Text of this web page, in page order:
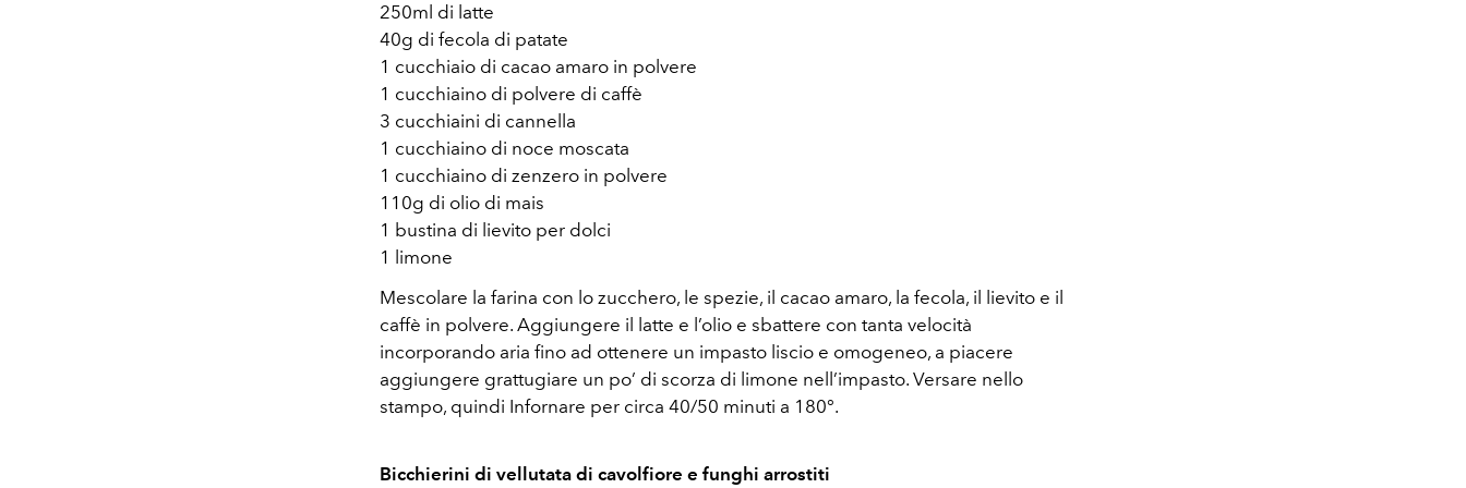
250ml di latte
40g di fecola di patate
1 cucchiaio di cacao amaro in polvere
1 cucchiaino di polvere di caffè
3 cucchiaini di cannella
1 cucchiaino di noce moscata
1 cucchiaino di zenzero in polvere
110g di olio di mais
1 bustina di lievito per dolci
1 limone
Mescolare la farina con lo zucchero, le spezie, il cacao amaro, la fecola, il lievito e il
caffè in polvere. Aggiungere il latte e l’olio e sbattere con tanta velocità
incorporando aria fino ad ottenere un impasto liscio e omogeneo, a piacere
aggiungere grattugiare un po’ di scorza di limone nell’impasto. Versare nello
stampo, quindi Infornare per circa 40/50 minuti a 180°.
Bicchierini di vellutata di cavolfiore e funghi arrostiti